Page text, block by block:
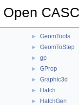
Open GeomProjLib
► GeomTools
► GeomToStep
► gp
► GProp
► Graphic3d
► Hatch
► HatchGen